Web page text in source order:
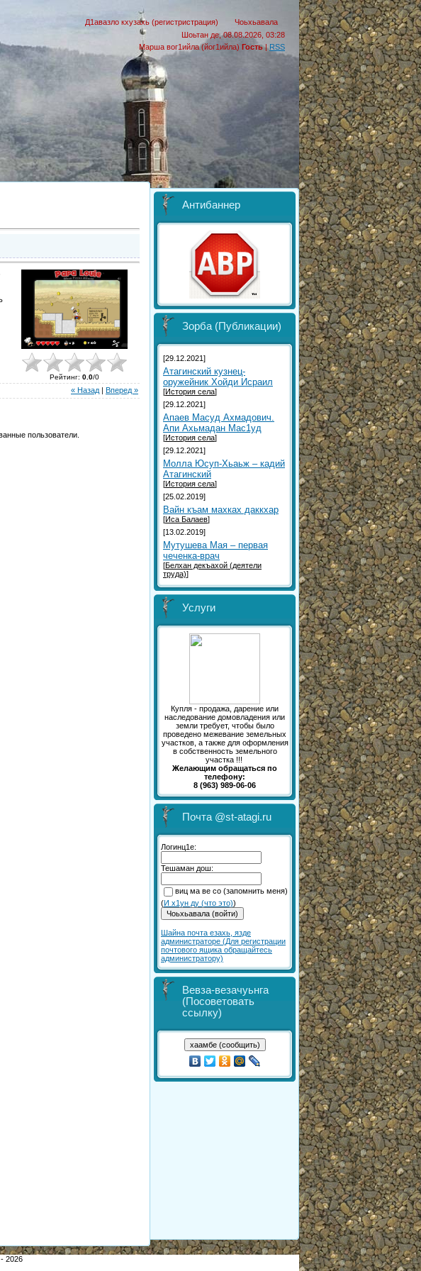
Шоьтан де, 08.08.2026, 03:28
Марша вог1ийла (йог1ийла) Гость|RSS
Д1авазло кхузахь (регистристрация) Чоьхьавала
Рейтинг: 0.0/0
« Назад | Вперед »
пользователи.
Антибаннер
Зорба (Публикации)
[29.12.2021]
Атагинский кузнец-
оружейник Хойди Исраил
[История села]
[29.12.2021]
Aпаев Масуд Ахмадович.
Aпи Ахьмадан Мас1уд
[История села]
[29.12.2021]
Молла Юсуп-Хьаьж – кадий
Атагинский
[История села]
[25.02.2019]
Вайн къам махках даккхар
[Иса Балаев]
[13.02.2019]
Мутушева Мая – первая
чеченка-врач
[Белхан декъахой (деятели
труда)]
Услуги
Купля - продажа, дарение или
наследование домовладения или
земли требует, чтобы было
проведено межевание земельных
участков, а также для оформления
в собственность земельного
участка !!!
Желающим обращаться по
телефону:
8 (963) 989-06-06
Почта @st-atagi.ru
Логинц1е:
Тешаман дош:
виц ма ве со (запомнить меня)
(И х1ун ду (что это))
Шайна почта езахь, язде
администраторе (Для регистрации
почтового ящика обращайтесь
администратору)
Вевза-везачуьнга
(Посоветовать
ссылку)
- 2026